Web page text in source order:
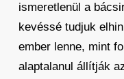
ismeretlenül a
kevéssé tudjuk
ember lenne, mint
alaptalanul állítják